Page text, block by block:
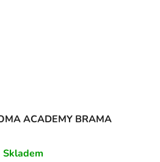
ACADEMY BRAMA
Skladem